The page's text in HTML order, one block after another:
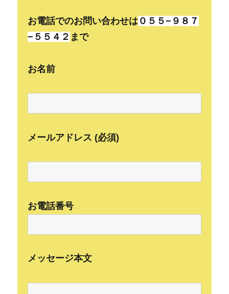
お電話でのお問い合わせは ０５５−９８７
−５５４２ まで
お名前
メールアドレス (必須)
お電話番号
メッセージ本文